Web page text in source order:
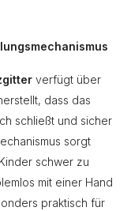
verfügt über
dass das
schließt und sicher
sorgt
schwer zu
mit einer Hand
praktisch für